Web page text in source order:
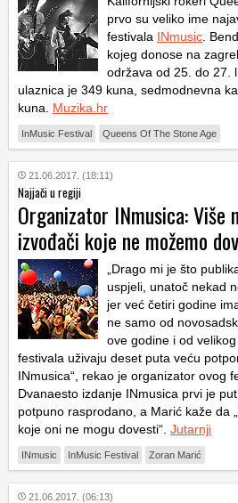
prvo su veliko ime
festivala INmusic .
kojeg donose na
održava od 25. do 27.
ulaznica je 349 kuna, sedmodnevna
kuna. Muzika.hr
InMusic Festival Queens Of The Stone Age
21.06.2017. (18:11)
Najjači u regiji
Organizator INmusica: Više
izvođači koje ne možemo
„Drago mi je što
uspjeli, unatoč nekad
jer već četiri godine
ne samo od
ove godine i od
festivala uživaju deset puta veću
INmusica“, rekao je organizator ovog
Dvanaesto izdanje INmusica prvi je
potpuno rasprodano, a Marić kaže da
koje oni ne mogu dovesti“. Jutarnji
INmusic InMusic Festival Zoran Marić
21.06.2017. (06:13)